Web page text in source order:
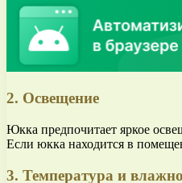
2. Освещение
Юкка предпочитает яркое
Если юкка находится в
3. Температура и